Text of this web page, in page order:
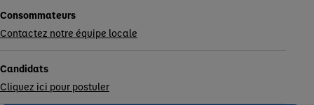
Consommateurs
Contactez notre équipe locale
Candidats
Cliquez ici pour postuler